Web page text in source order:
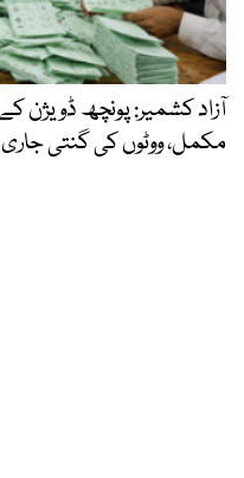
مکمل، ووٹوں کی گنتی جاری